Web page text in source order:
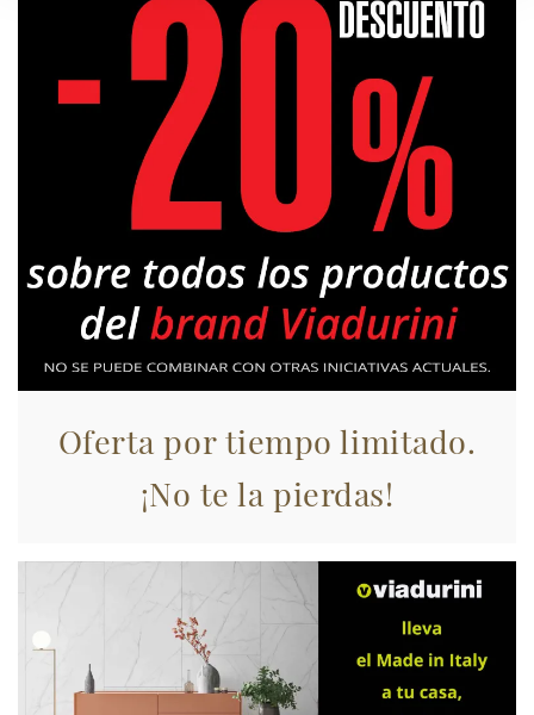
modificare o ritirare il tuo consenso in qualsiasi momento
dalla Dichiarazione sui cookie.
Utilizziamo i cookie per personalizzare contenuti ed
annunci, per fornire funzionalità dei social media e per
analizzare il nostro traffico. Condividiamo inoltre
informazioni sul modo in cui utilizza il nostro sito con i
nostri partner che si occupano di analisi dei dati web,
con altre informazioni che ha fornito loro o che hanno
raccolto dal suo utilizzo dei loro servizi.
Oferta por tiempo limitado.
¡No te la pierdas!